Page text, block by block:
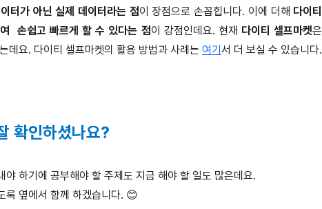
터가 아닌 실제 데이터라는 점이 장점으로 손꼽힙니다. 이에 더해 다이티
손쉽고 빠르게 할 수 있다는 점이 강점인데요. 현재 다이티 셀프마켓은
데요. 다이티 셀프마켓의 활용 방법과 사례는 여기 서 더 보실 수 있습니다.
확인하셨나요?
하기에 공부해야 할 주제도 지금 해야 할 일도 많은데요.
록 옆에서 함께 하겠습니다. 😊